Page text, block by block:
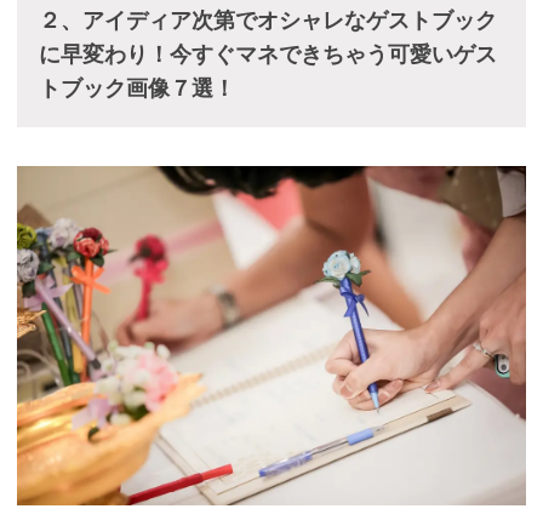
２、アイディア次第でオシャレなゲストブック
に早変わり！今すぐマネできちゃう可愛いゲス
トブック画像７選！